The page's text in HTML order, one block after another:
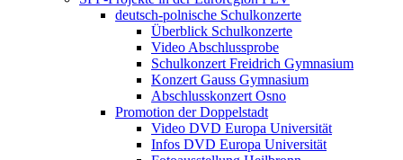
deutsch-polnische Schulkonzerte
Überblick Schulkonzerte
Video Abschlussprobe
Schulkonzert Freidrich Gymnasium
Konzert Gauss Gymnasium
Abschlusskonzert Osno
Promotion der Doppelstadt
Video DVD Europa Universität
Infos DVD Europa Universität